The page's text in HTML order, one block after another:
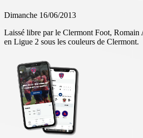
Dimanche 16/06/2013
Laissé libre par le Clermont Foot, Romain
en Ligue 2 sous les couleurs de Clermont.